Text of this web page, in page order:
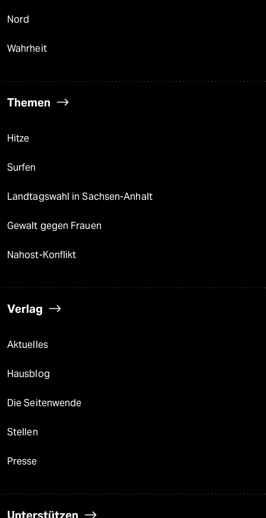
Nord
Wahrheit
Themen
Hitze
Surfen
Landtagswahl in Sachsen-Anhalt
Gewalt gegen Frauen
Nahost-Konflikt
Verlag
Aktuelles
Hausblog
Die Seitenwende
Stellen
Presse
Unterstützen